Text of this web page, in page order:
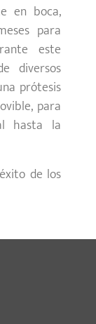
en boca,
para
este
diversos
prótesis
para
hasta la
de los